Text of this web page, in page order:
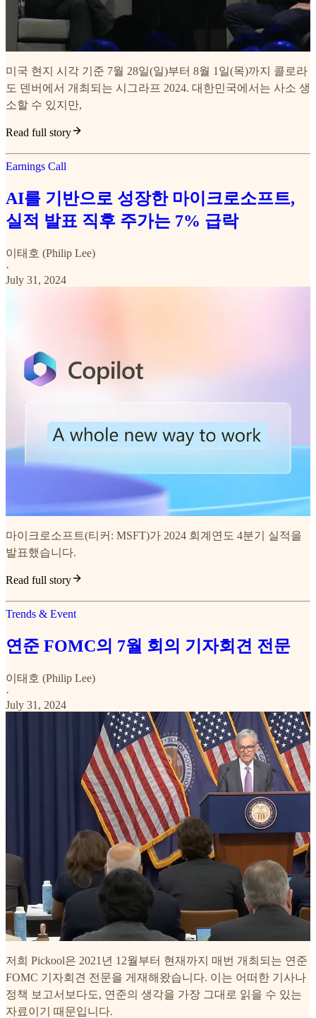
미국 현지 시각 기준 7월 28일(일)부터 8월 1일(목)까지 콜로라
도 덴버에서 개최되는 시그라프 2024. 대한민국에서는 사소 생
소할 수 있지만,
Read full story
Earnings Call
AI를 기반으로 성장한 마이크로소프트,
실적 발표 직후 주가는 7% 급락
이태호 (Philip Lee)
·
July 31, 2024
마이크로소프트(티커: MSFT)가 2024 회계연도 4분기 실적을
발표했습니다.
Read full story
Trends & Event
연준 FOMC의 7월 회의 기자회견 전문
이태호 (Philip Lee)
·
July 31, 2024
저희 Pickool은 2021년 12월부터 현재까지 매번 개최되는 연준
FOMC 기자회견 전문을 게재해왔습니다. 이는 어떠한 기사나
정책 보고서보다도, 연준의 생각을 가장 그대로 읽을 수 있는
자료이기 때문입니다.